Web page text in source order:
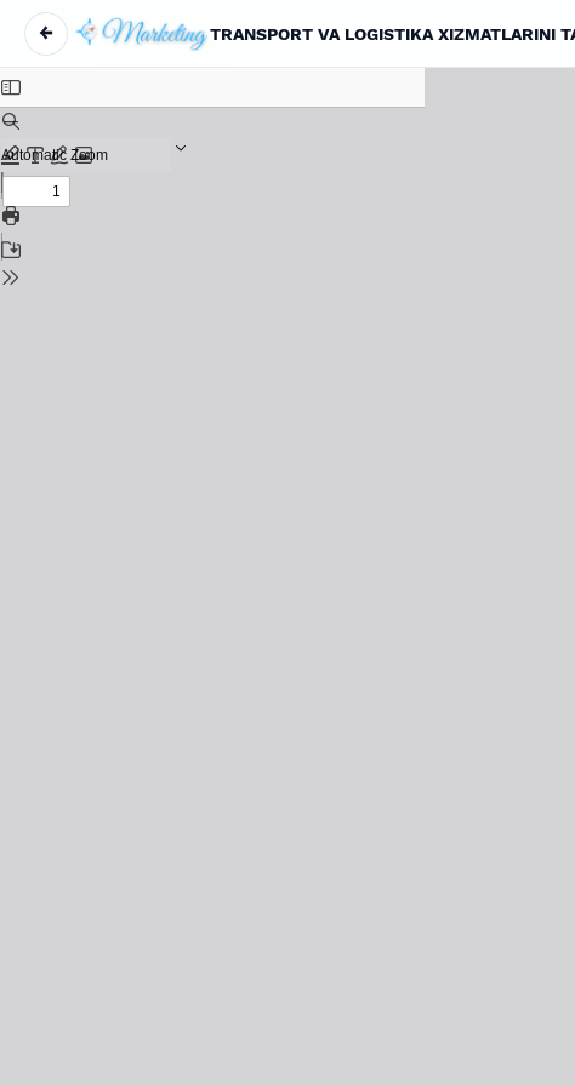
←
Вернуться к Подробностям о статье
TRANSPORT VA LOGISTIKA XIZMATLARINI